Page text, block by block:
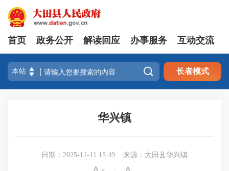
首页 政务公开 解读回应 办事服务 互动交流
 长者模式
华兴镇
日期：2025-11-11 15:49 来源：大田县华兴镇